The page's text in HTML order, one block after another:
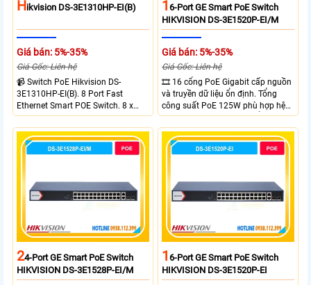
HIkvision DS-3E1310HP-EI(B)
Giá bán: 5%-35%
Giá Gốc: Liên hệ
📹 Switch PoE Hikvision DS-
3E1310HP-EI(B). 8 Port Fast
Ethernet Smart POE Switch. 8 x
10/100M PoE Ports, 2 x Gigabit
Uplink Ports.
16-Port GE Smart PoE Switch
HIKVISION DS-3E1520P-EI/M
Giá bán: 5%-35%
Giá Gốc: Liên hệ
🎞 16 cổng PoE Gigabit cấp nguồn
và truyền dữ liệu ổn định. Tổng
công suất PoE 125W phù hợp hệ
thống camera IP vừa. 2 cổng RJ45
Gigabit và 2 cổng quang SFP mở
rộng linh hoạt. Hỗ trợ truyền PoE
xa tối đa lên đến 300 mét.
24-Port GE Smart PoE Switch
HIKVISION DS-3E1528P-EI/M
16-Port GE Smart PoE Switch
HIKVISION DS-3E1520P-EI